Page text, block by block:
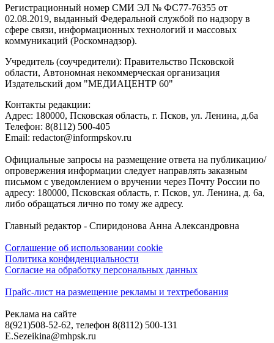
Регистрационный номер СМИ ЭЛ № ФС77-76355 от
02.08.2019, выданный Федеральной службой по надзору в
сфере связи, информационных технологий и массовых
коммуникаций (Роскомнадзор).
Учредитель (соучредители): Правительство Псковской
области, Автономная некоммерческая организация
Издательский дом "МЕДИАЦЕНТР 60"
Контакты редакции:
Адреc: 180000, Псковская область, г. Псков, ул. Ленина, д.6а
Телефон: 8(8112) 500-405
Email: redactor@informpskov.ru
Официальные запросы на размещение ответа на публикацию/
опровержения информации следует направлять заказным
письмом с уведомлением о вручении через Почту России по
адресу: 180000, Псковская область, г. Псков, ул. Ленина, д. 6а,
либо обращаться лично по тому же адресу.
Главный редактор - Спиридонова Анна Александровна
Соглашение об использовании cookie
Политика конфиденциальности
Согласие на обработку персональных данных
Прайс-лист на размещение рекламы и техтребования
Реклама на сайте
8(921)508-52-62, телефон 8(8112) 500-131
E.Sezeikina@mhpsk.ru